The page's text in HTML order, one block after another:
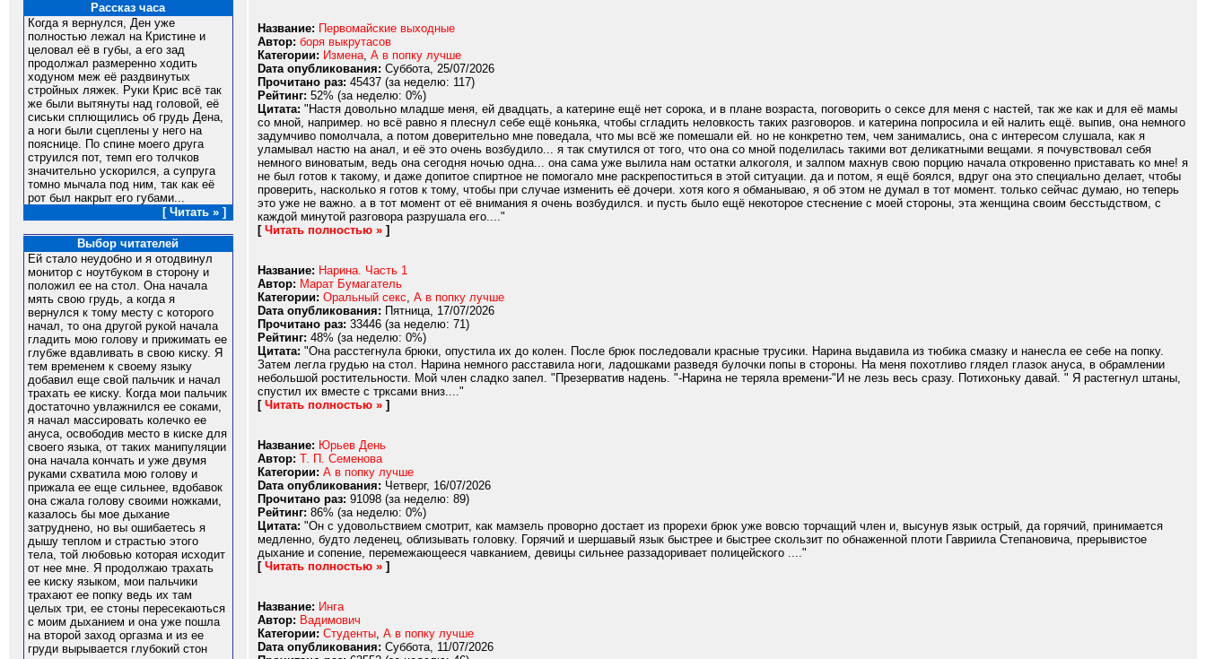
Рассказ часа
Когда я вернулся, Ден уже
полностью лежал на Кристине и
целовал её в губы, а его зад
продолжал размеренно ходить
ходуном меж её раздвинутых
стройных ляжек. Руки Крис всё так
же были вытянуты над головой, её
сиськи сплющились об грудь Дена,
а ноги были сцеплены у него на
пояснице. По спине моего друга
струился пот, темп его толчков
значительно ускорился, а супруга
томно мычала под ним, так как её
рот был накрыт его губами...
[ Читать » ]
Выбор читателей
Ей стало неудобно и я отодвинул
монитор с ноутбуком в сторону и
положил ее на стол. Она начала
мять свою грудь, а когда я
вернулся к тому месту с которого
начал, то она другой рукой начала
гладить мою голову и прижимать ее
глубже вдавливать в свою киску. Я
тем временем к своему языку
добавил еще свой пальчик и начал
трахать ее киску. Когда мои пальчик
достаточно увлажнился ее соками,
я начал массировать колечко ее
ануса, освободив место в киске для
своего языка, от таких манипуляции
она начала кончать и уже двумя
руками схватила мою голову и
прижала ее еще сильнее, вдобавок
она сжала голову своими ножками,
казалось бы мое дыхание
затруднено, но вы ошибаетесь я
дышу теплом и страстью этого
тела, той любовью которая исходит
от нее мне. Я продолжаю трахать
ее киску языком, мои пальчики
трахают ее попку ведь их там
целых три, ее стоны пересекаються
с моим дыханием и она уже пошла
на второй заход оргазма и из ее
груди вырывается глубокий стон
Название: Первомайские выходные
Автор: боря выкрутасов
Категории: Измена, А в попку лучше
Dата опубликования: Суббота, 25/07/2026
Прочитано раз: 45437 (за неделю: 117)
Рейтинг: 52% (за неделю: 0%)
Цитата: "Настя довольно младше меня, ей двадцать, а катерине ещё нет сорока, и в плане возраста, поговорить о сексе для меня с настей, так же как и для её мамы
со мной, например. но всё равно я плеснул себе ещё коньяка, чтобы сгладить неловкость таких разговоров. и катерина попросила и ей налить ещё. выпив, она немного
задумчиво помолчала, а потом доверительно мне поведала, что мы всё же помешали ей. но не конкретно тем, чем занимались, она с интересом слушала, как я
уламывал настю на анал, и её это очень возбудило... я так смутился от того, что она со мной поделилась такими вот деликатными вещами. я почувствовал себя
немного виноватым, ведь она сегодня ночью одна... она сама уже вылила нам остатки алкоголя, и залпом махнув свою порцию начала откровенно приставать ко мне! я
не был готов к такому, и даже допитое спиртное не помогало мне раскрепоститься в этой ситуации. да и потом, я ещё боялся, вдруг она это специально делает, чтобы
проверить, насколько я готов к тому, чтобы при случае изменить её дочери. хотя кого я обманываю, я об этом не думал в тот момент. только сейчас думаю, но теперь
это уже не важно. а в тот момент от её внимания я очень возбудился. и пусть было ещё некоторое стеснение с моей стороны, эта женщина своим бесстыдством, с
каждой минутой разговора разрушала его...."
[ Читать полностью » ]
Название: Нарина. Часть 1
Автор: Марат Бумагатель
Категории: Оральный секс, А в попку лучше
Dата опубликования: Пятница, 17/07/2026
Прочитано раз: 33446 (за неделю: 71)
Рейтинг: 48% (за неделю: 0%)
Цитата: "Она расстегнула брюки, опустила их до колен. После брюк последовали красные трусики. Нарина выдавила из тюбика смазку и нанесла ее себе на попку.
Затем легла грудью на стол. Нарина немного расставила ноги, ладошками разведя булочки попы в стороны. На меня похотливо глядел глазок ануса, в обрамлении
небольшой ростительности. Мой член сладко запел. "Презерватив надень. "-Нарина не теряла времени-"И не лезь весь сразу. Потихоньку давай. " Я растегнул штаны,
спустил их вместе с трксами вниз...."
[ Читать полностью » ]
Название: Юрьев День
Автор: Т. П. Семенова
Категории: А в попку лучше
Dата опубликования: Четверг, 16/07/2026
Прочитано раз: 91098 (за неделю: 89)
Рейтинг: 86% (за неделю: 0%)
Цитата: "Он с удовольствием смотрит, как мамзель проворно достает из прорехи брюк уже вовсю торчащий член и, высунув язык острый, да горячий, принимается
медленно, будто леденец, облизывать головку. Горячий и шершавый язык быстрее и быстрее скользит по обнаженной плоти Гавриила Степановича, прерывистое
дыхание и сопение, перемежающееся чавканием, девицы сильнее раззадоривает полицейского ...."
[ Читать полностью » ]
Название: Инга
Автор: Вадимович
Категории: Студенты, А в попку лучше
Dата опубликования: Суббота, 11/07/2026